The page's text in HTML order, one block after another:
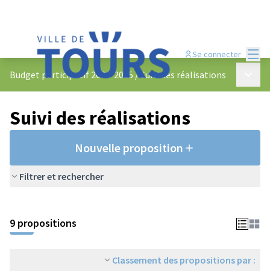
Se connecter
Budget participatif 2024-2025 /Suivi des réalisations
Suivi des réalisations
Nouvelle proposition
Filtrer et rechercher
9 propositions
Classement des propositions par :